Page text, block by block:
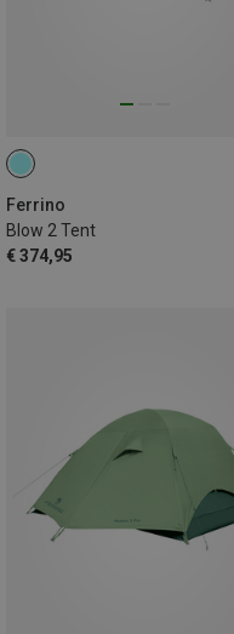
Ferrino
Blow 2 Tent
€ 374,95